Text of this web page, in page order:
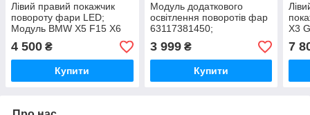
Лівий правий покажчик
повороту фари LED;
Модуль BMW X5 F15 X6
F16 M F85 F86;
63117442779;
63117442780
4 500 ₴
Купити
Модуль додаткового
освітлення поворотів фар
63117381450;
63117381449 BMW x5 f15
x6 f16
3 999₴
Купити
X3
7